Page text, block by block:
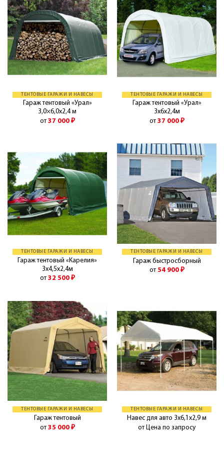
ТЕНТОВЫЕ ГАРАЖИ И НАВЕСЫ
Гараж тентовый «Урал»
3,0×6,0x2,4 м
от 37 000 ₽
ТЕНТОВЫЕ ГАРАЖИ И НАВЕСЫ
Гараж тентовый «Урал»
3х6х2,4м
от 37 000 ₽
ТЕНТОВЫЕ ГАРАЖИ И НАВЕСЫ
Гараж тентовый «Карелия»
3х4,5х2,4м
от 32 500 ₽
ТЕНТОВЫЕ ГАРАЖИ И НАВЕСЫ
Гараж быстросборный
от 54 900 ₽
ТЕНТОВЫЕ ГАРАЖИ И НАВЕСЫ
Гараж тентовый
от 35 000 ₽
ТЕНТОВЫЕ ГАРАЖИ И НАВЕСЫ
Навес для авто 3х6,1х2,9 м
от Цена по запросу